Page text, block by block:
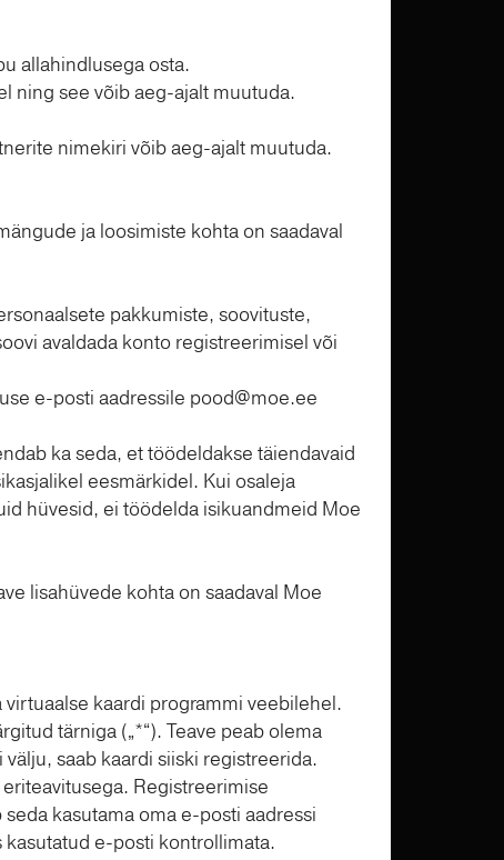
allahindlusega osta.
ning see võib aeg-ajalt muutuda.
nimekiri võib aeg-ajalt muutuda.
ja loosimiste kohta on saadaval
pakkumiste, soovituste,
avaldada konto registreerimisel või
e-posti aadressile pood@moe.ee
ka seda, et töödeldakse täiendavaid
eesmärkidel. Kui osaleja
hüvesid, ei töödelda isikuandmeid Moe
lisahüvede kohta on saadaval Moe
kaardi programmi veebilehel.
tärniga („*“). Teave peab olema
saab kaardi siiski registreerida.
Registreerimise
kasutama oma e-posti aadressi
e-posti kontrollimata.